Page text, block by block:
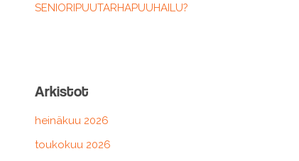
SENIORIPUUTARHAPUUHAILU?
Arkistot
heinäkuu 2026
toukokuu 2026